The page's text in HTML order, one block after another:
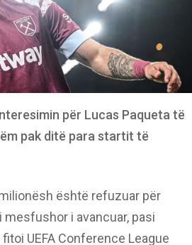
për Lucas Paqueta të
pak ditë para startit të
është refuzuar për
mesfushor i avancuar, pasi
UEFA Conference League